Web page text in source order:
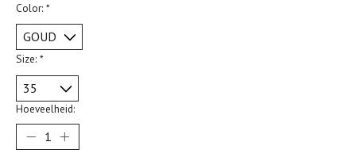
Color: *
Size: *
Hoeveelheid: